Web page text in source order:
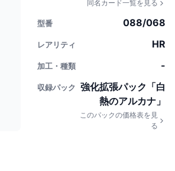
同名カード一覧を見る
型番 088/068
レアリティ HR
加工・種類 -
収録パック
強化拡張パック「白
熱のアルカナ」
このパックの価格表を見
る